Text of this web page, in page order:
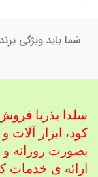
شما باید ویژگی
سلدا بذربا
کود، ابزار
بصورت روزانه
ارائه ی